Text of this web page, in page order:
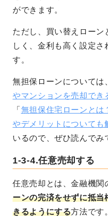
ができます。
ただし、買い替えロー
しく、金利も高く設定
す。
無担保ローンについては
やマンションを売却でき
「 無担保住宅ローンとは
やデメリットについても
いるので、ぜひ読んでみ
1-3-4.任意売却する
任意売却とは、金融機関
ーンの完済をせずに抵
きるようにする方法です